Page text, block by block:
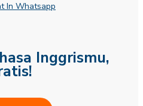
In Whatsapp
Inggrismu,